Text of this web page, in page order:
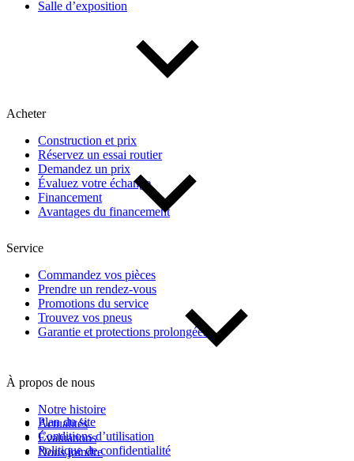
Compactes & berlines
Année
De 2000 à 2027
Prix
De 5 000 $ à 100 000 $
Paiement hebdo
Kilométrage
Salle d’exposition
Acheter
Construction et prix
Réservez un essai routier
Demandez un prix
Évaluez votre échange
Financement
Avantages du financement
Service
Commandez vos pièces
Prendre un rendez-vous
Promotions du service
Trouvez vos pneus
Garantie et protections prolongées
À propos de nous
Notre histoire
Actualités
Évaluations
Nous joindre
Plan du site
Conditions d’utilisation
Politique de confidentialité